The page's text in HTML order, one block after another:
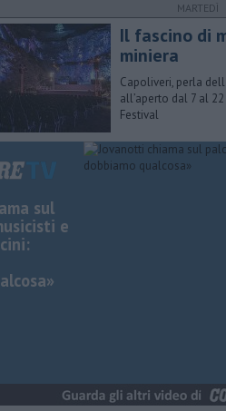
MARTEDÌ
Il fascino di
miniera
Capoliveri, perla
all’aperto dal 7 al
Festival
sul
e